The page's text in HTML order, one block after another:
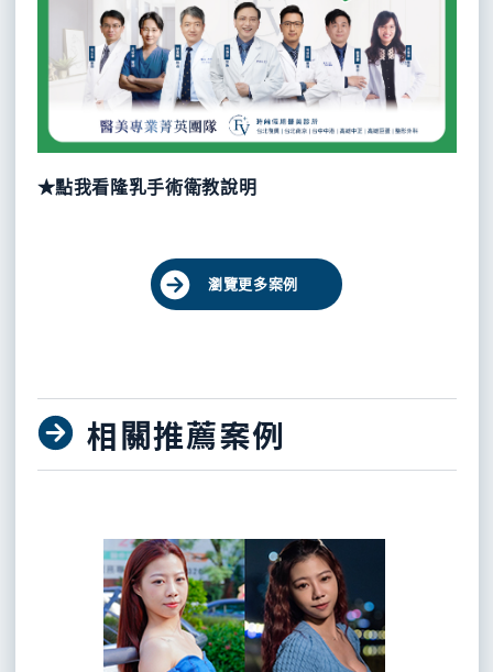
★點我看隆乳手術衛教說明
瀏覽更多案例
相關推薦案例